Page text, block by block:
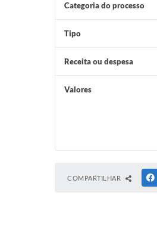
Categoria do processo
Tipo
Receita ou despesa
Valores
COMPARTILHAR